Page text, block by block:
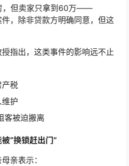
，但卖家只拿到60万——
，除非贷款方明确同意，但这
指出，这类事件的影响远不止
产税
护
客被迫搬离
“换锁赶出门”
亲表示：